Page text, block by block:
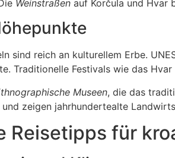
Weinstraßen auf Korčula und Hvar
sind reich an kulturellem Erbe.
Traditionelle Festivals wie das
Museen, die das
und zeigen jahrhundertealte
Reisetipps für